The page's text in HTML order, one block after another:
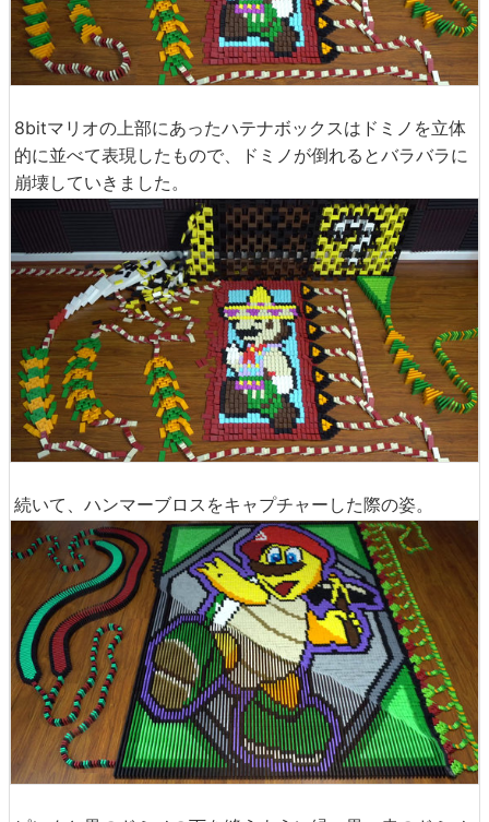
8bitマリオの上部にあったハテナボックスはドミノを立体
的に並べて表現したもので、ドミノが倒れるとバラバラに
崩壊していきました。
続いて、ハンマーブロスをキャプチャーした際の姿。